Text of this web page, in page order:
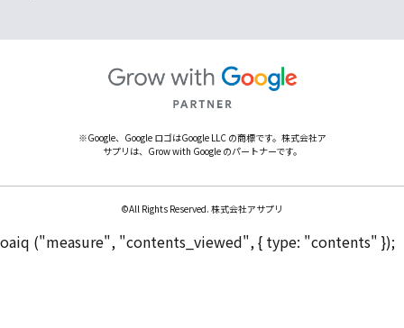
※Google、Google ロゴはGoogle LLC の商標です。株式会社ア
サプリは、Grow with Google のパートナーです。
©All Rights Reserved. 株式会社アサプリ
oaiq ("measure", "contents_viewed", { type: "contents" });